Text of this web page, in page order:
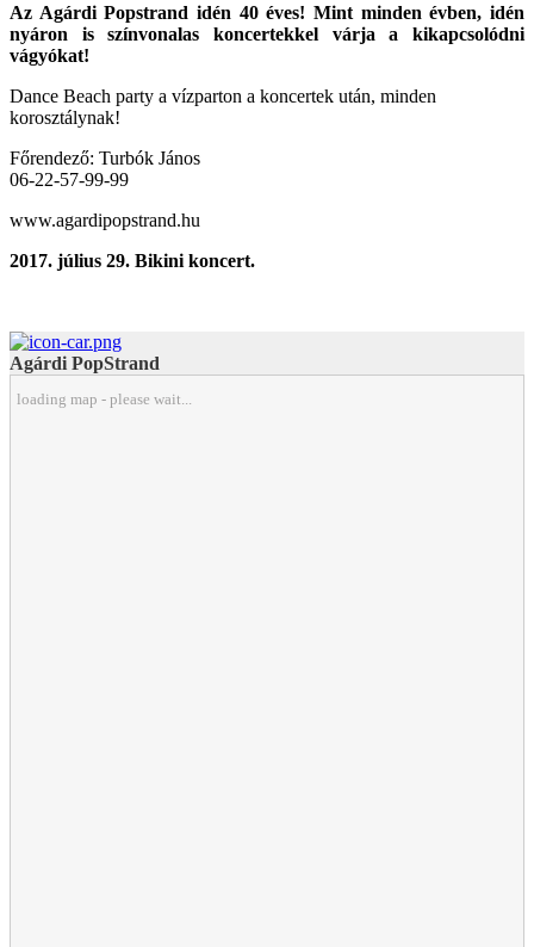
Az Agárdi Popstrand idén 40 éves! Mint minden évben, idén
nyáron is színvonalas koncertekkel várja a kikapcsolódni
vágyókat!
Dance Beach party a vízparton a koncertek után, minden
korosztálynak!
Főrendező: Turbók János
06-22-57-99-99
www.agardipopstrand.hu
2017. július 29. Bikini koncert.
Agárdi PopStrand
loading map - please wait...